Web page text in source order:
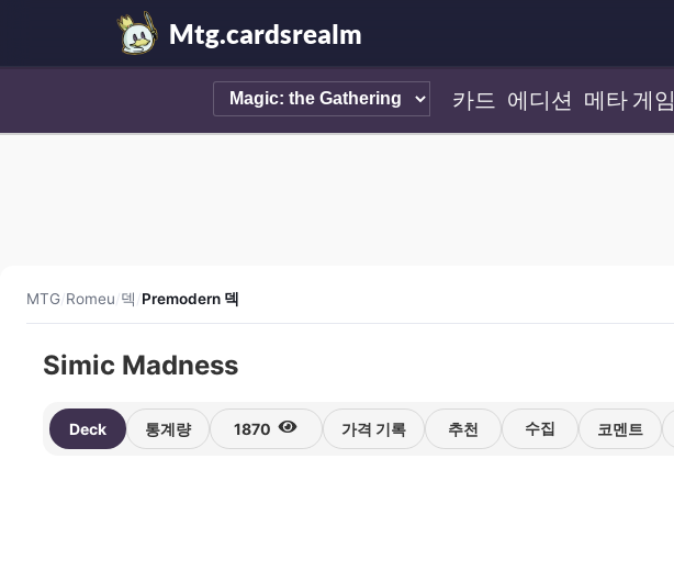
Mtg.cardsrealm
카드 에디션 메타 게임
MTG/Romeu/덱 /Premodern 덱
Simic Madness
Deck 통계량 1870 가격 기록 추천 수집 코멘트